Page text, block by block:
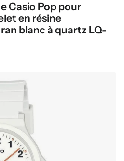
Casio Pop pour
en résine
blanc à quartz LQ-